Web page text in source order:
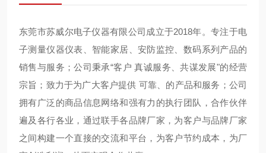
东莞市苏威尔电子仪器有限公司成立于2018年。专注于电
子测量仪器仪表、智能家居、安防监控、数码系列产品的
销售与服务；公司秉承“客户 真诚服务、共谋发展"的经营
宗旨；致力于为广大客户提供 可靠、的产品和服务；公司
拥有广泛的商品信息网络和强有力的执行团队，合作伙伴
遍及各行各业，通过联手各品牌厂家，为客户与品牌厂家
之间构建一个直接的交流和平台，为客户节约成本，为厂